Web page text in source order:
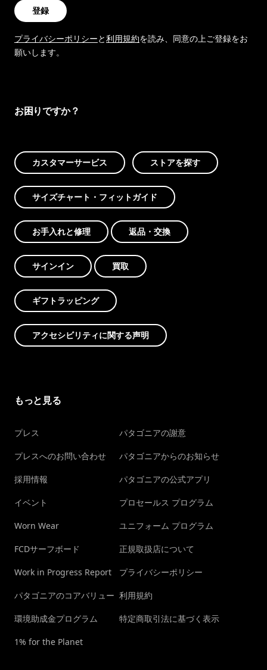
登録
プライバシーポリシーと利用規約を読み、同意の上ご登録をお
願いします。
お困りですか？
カスタマーサービス ストアを探す
サイズチャート・フィットガイド
お手入れと修理 返品・交換
サインイン 買取
ギフトラッピング
アクセシビリティに関する声明
もっと見る
プレス
プレスへのお問い合わせ
採用情報
イベント
Worn Wear
FCDサーフボード
Work in Progress Report
パタゴニアのコアバリュー
環境助成金プログラム
1% for the Planet
パタゴニアの謝意
パタゴニアからのお知らせ
パタゴニアの公式アプリ
プロセールス プログラム
ユニフォーム プログラム
正規取扱店について
プライバシーポリシー
利用規約
特定商取引法に基づく表示